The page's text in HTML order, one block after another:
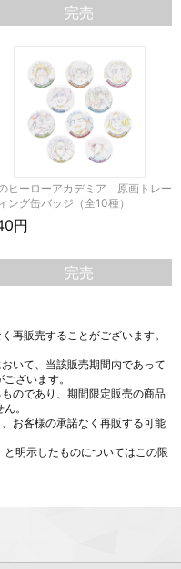
完売
ヒーローアカデミア 原画トレー
ング缶バッジ（全10種）
円
完売
再販売することがございます。
いて、当該販売期間内であって
ざいます。
のであり、期間限定販売の商品
。
お客様の承諾なく再販する可能
明示したものについてはこの限